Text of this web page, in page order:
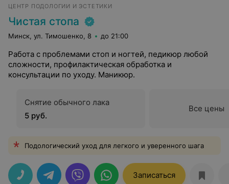
ЦЕНТР ПОДОЛОГИИ И ЭСТЕТИКИ
Чистая стопа
Минск, ул. Тимошенко, 8 до 21:00
Работа с проблемами стоп и ногтей, педикюр любой
сложности, профилактическая обработка и
консультации по уходу. Маникюр.
Снятие обычного лака
5 руб.
Все цены
Подологический уход для легкого и уверенного шага
Записаться